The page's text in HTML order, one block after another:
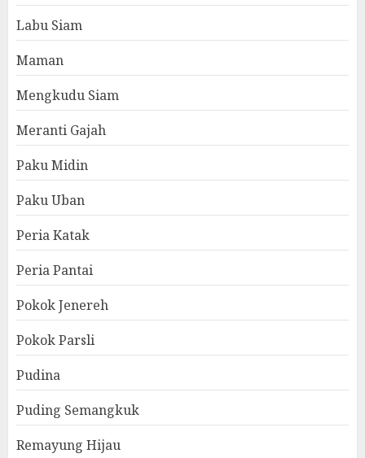
Labu Siam
Maman
Mengkudu Siam
Meranti Gajah
Paku Midin
Paku Uban
Peria Katak
Peria Pantai
Pokok Jenereh
Pokok Parsli
Pudina
Puding Semangkuk
Remayung Hijau